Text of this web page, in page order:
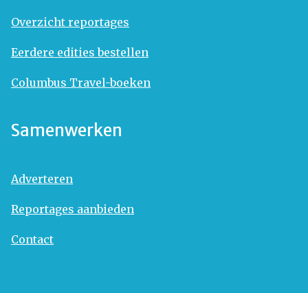
Overzicht reportages
Eerdere edities bestellen
Columbus Travel-boeken
Samenwerken
Adverteren
Reportages aanbieden
Contact